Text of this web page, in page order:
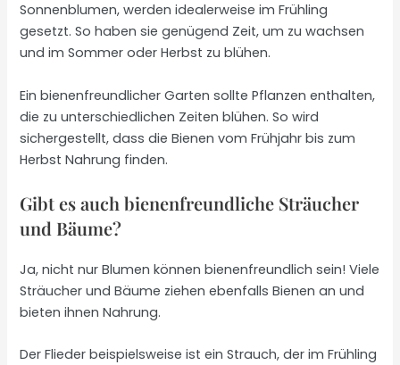
Sonnenblumen, werden idealerweise im Frühling
gesetzt. So haben sie genügend Zeit, um zu wachsen
und im Sommer oder Herbst zu blühen.
Ein bienenfreundlicher Garten sollte Pflanzen enthalten,
die zu unterschiedlichen Zeiten blühen. So wird
sichergestellt, dass die Bienen vom Frühjahr bis zum
Herbst Nahrung finden.
Gibt es auch bienenfreundliche Sträucher
und Bäume?
Ja, nicht nur Blumen können bienenfreundlich sein! Viele
Sträucher und Bäume ziehen ebenfalls Bienen an und
bieten ihnen Nahrung.
Der Flieder beispielsweise ist ein Strauch, der im Frühling